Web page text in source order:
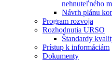
nehnuteľného
Návrh plánu
Program rozvoja
Rozhodnutia URSO
Štandardy
Prístup k informáciám
Dokumenty